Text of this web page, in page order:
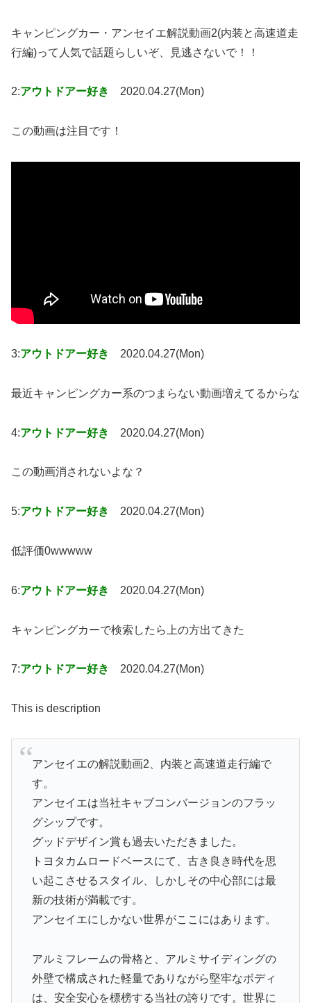
キャンピングカー・アンセイエ解説動画2(内装と高速道走
行編)って人気で話題らしいぞ、見逃さないで！！
2:アウトドアー好き 2020.04.27(Mon)
この動画は注目です！
3:アウトドアー好き 2020.04.27(Mon)
最近キャンピングカー系のつまらない動画増えてるからな
4:アウトドアー好き 2020.04.27(Mon)
この動画消されないよな？
5:アウトドアー好き 2020.04.27(Mon)
低評価0wwwww
6:アウトドアー好き 2020.04.27(Mon)
キャンピングカーで検索したら上の方出てきた
7:アウトドアー好き 2020.04.27(Mon)
This is description
アンセイエの解説動画2、内装と高速道走行編で
す。
アンセイエは当社キャブコンバージョンのフラッ
グシップです。
グッドデザイン賞も過去いただきました。
トヨタカムロードベースにて、古き良き時代を思
い起こさせるスタイル、しかしその中心部には最
新の技術が満載です。
アンセイエにしかない世界がここにはあります。
アルミフレームの骨格と、アルミサイディングの
外壁で構成された軽量でありながら堅牢なボディ
は、安全安心を標榜する当社の誇りです。世界に